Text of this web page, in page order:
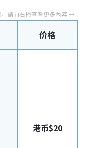
价格
港币$20